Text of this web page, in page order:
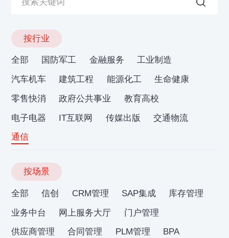
按行业
全部 国防军工 金融服务
工业制造
汽车机车
建筑工程 能源化工
生命健康
零售快消
政府公共事业
教育高校
电子电器
IT互联网 传媒出版
交通物流
通信
按场景
全部 信创 CRM管理 SAP集成
库存管理
业务中台
网上服务大厅
门户管理
供应商管理
合同管理 PLM管理
BPA